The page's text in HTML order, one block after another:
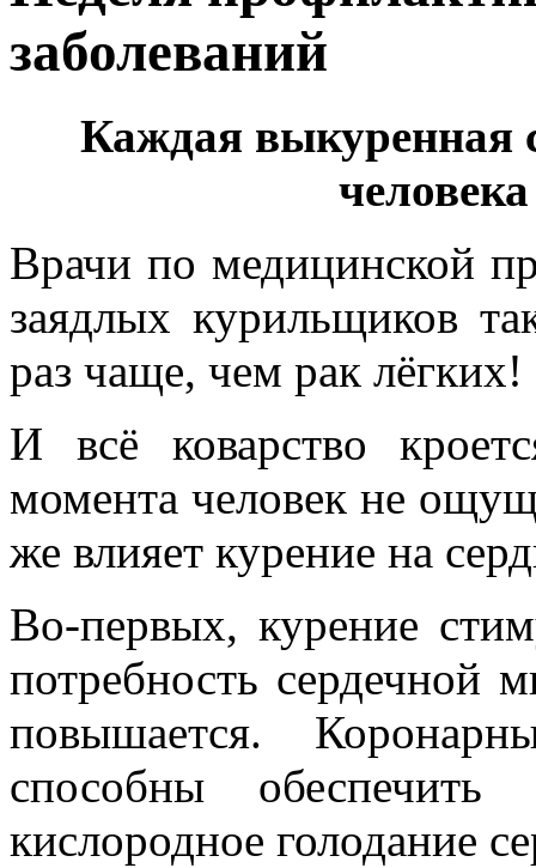
заболеваний
Каждая выкуренная
Врачи по медицинской
заядлых курильщиков
раз чаще, чем рак лёгких!
И всё коварство
момента человек не
же влияет курение на
Во-первых, курение
потребность сердечной
повышается.
способны обеспечить
кислородное голодание